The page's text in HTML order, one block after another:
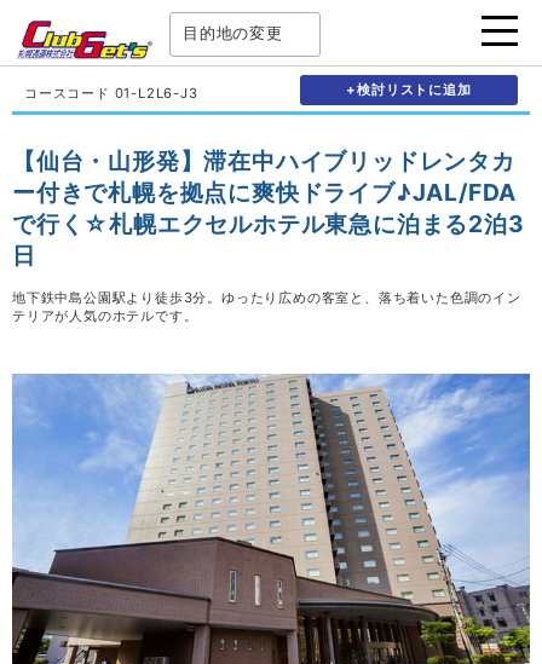
目的地の変更
コースコード 01-L2L6-J3 +検討リストに追加
【仙台・山形発】滞在中ハイブリッドレンタカ
ー付きで札幌を拠点に爽快ドライブ♪JAL/FDA
で行く☆札幌エクセルホテル東急に泊まる2泊3
日
地下鉄中島公園駅より徒歩3分。ゆったり広めの客室と、落ち着いた色調のイン
テリアが人気のホテルです。